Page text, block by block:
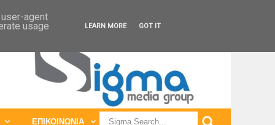
ΠΑΓΚΟΣΜΙΕΣ ΕΚΘΕΣΕΙΣ
ΕΠΙΚΟΙΝΩΝΙΑ
agent
usage LEARN MORE GOT IT